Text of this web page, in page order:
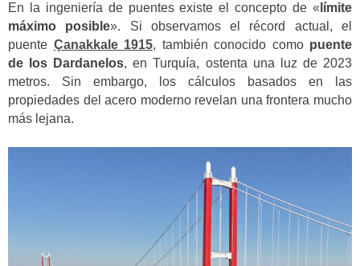
En la ingeniería de puentes existe el concepto de « límite
máximo posible». Si observamos el récord actual, el
puente Çanakkale 1915, también conocido como puente
de los Dardanelos, en Turquía, ostenta una luz de 2023
metros. Sin embargo, los cálculos basados en las
propiedades del acero moderno revelan una frontera mucho
más lejana.